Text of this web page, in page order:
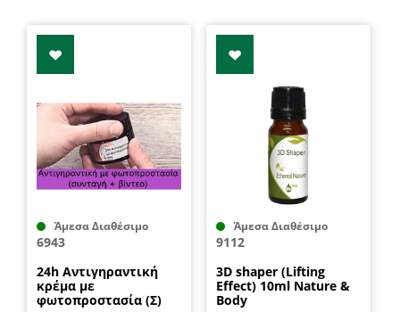
Άμεσα Διαθέσιμο
6943
24h Αντιγηραντική
κρέμα με
φωτοπροστασία (Σ)
Άμεσα Διαθέσιμο
9112
3D shaper (Lifting
Effect) 10ml Nature &
Body